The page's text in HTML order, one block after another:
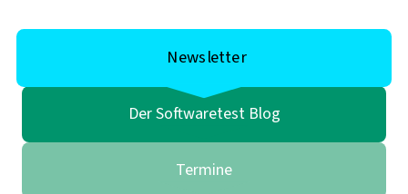
Newsletter
Der Softwaretest Blog
Termine